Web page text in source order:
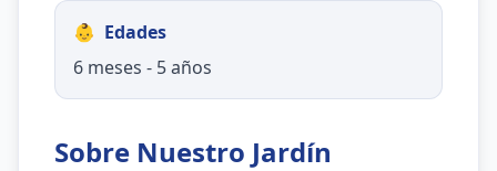
👶 Edades
6 meses - 5 años
Sobre Nuestro Jardín